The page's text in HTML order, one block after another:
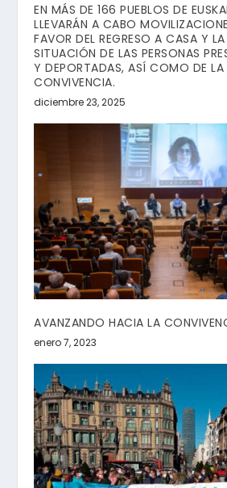
EN MÁS DE 166 PUEBLOS DE
LLEVARÁN A CABO
FAVOR DEL REGRESO A CASA Y
SITUACIÓN DE LAS PERSONAS
Y DEPORTADAS, ASÍ COMO DE LA
CONVIVENCIA.
diciembre 23, 2025
AVANZANDO HACIA LA
enero 7, 2023